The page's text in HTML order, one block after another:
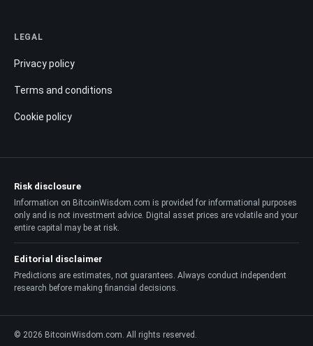
LEGAL
Privacy policy
Terms and conditions
Cookie policy
Risk disclosure
Information on BitcoinWisdom.com is provided for informational purposes
only and is not investment advice. Digital asset prices are volatile and your
entire capital may be at risk.
Editorial disclaimer
Predictions are estimates, not guarantees. Always conduct independent
research before making financial decisions.
© 2026 BitcoinWisdom.com. All rights reserved.